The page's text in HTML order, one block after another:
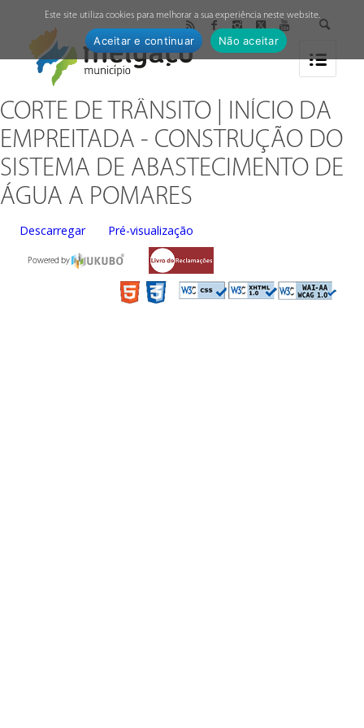
CORTE DE TRÂNSITO | INÍCIO DA
EMPREITADA - CONSTRUÇÃO DO
SISTEMA DE ABASTECIMENTO DE
ÁGUA A POMARES
Descarregar Pré-visualização
Powered by
Este site utiliza cookies para melhorar a sua experiência neste website.
Aceitar e continuar Não aceitar